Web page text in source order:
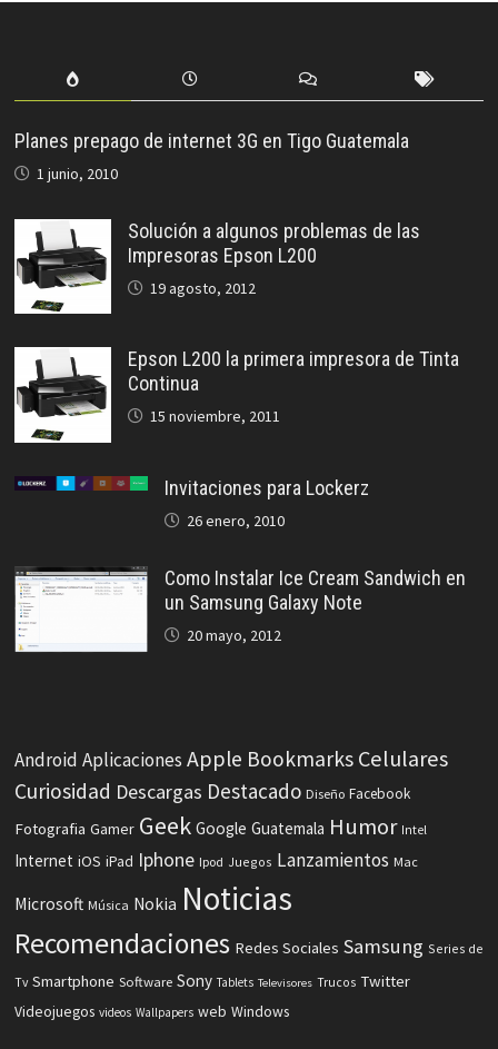
Planes prepago de internet 3G en Tigo Guatemala
1 junio, 2010
Solución a algunos problemas de las
Impresoras Epson L200
19 agosto, 2012
Epson L200 la primera impresora de Tinta
Continua
15 noviembre, 2011
Invitaciones para Lockerz
26 enero, 2010
Como Instalar Ice Cream Sandwich en
un Samsung Galaxy Note
20 mayo, 2012
Android Aplicaciones Apple Bookmarks Celulares
Curiosidad Descargas Destacado Diseño Facebook
Fotografia Gamer Geek Google Guatemala Humor Intel
Internet iOS iPad Iphone Ipod Juegos Lanzamientos Mac
Microsoft Música Nokia Noticias
Recomendaciones Redes Sociales Samsung Series de
Tv Smartphone Software Sony Tablets Televisores Trucos Twitter
Videojuegos videos Wallpapers web Windows